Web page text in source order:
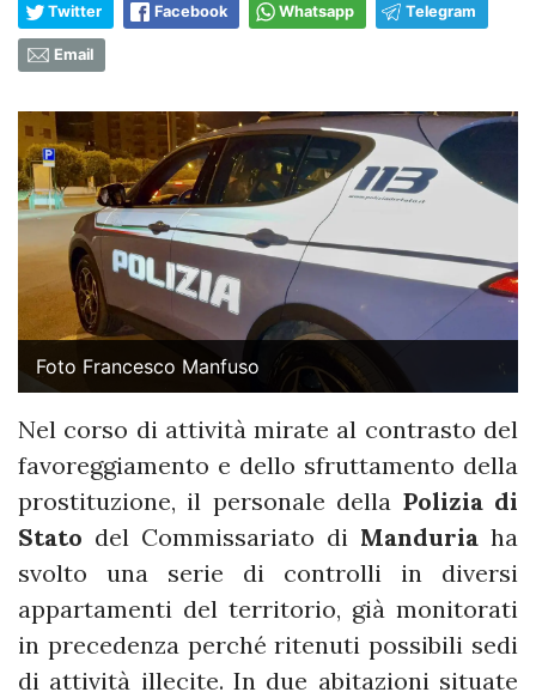
Twitter Facebook Whatsapp Telegram
Email
Foto Francesco Manfuso
Nel corso di attività mirate al contrasto del
favoreggiamento e dello sfruttamento della
prostituzione, il personale della Polizia di
Stato del Commissariato di Manduria ha
svolto una serie di controlli in diversi
appartamenti del territorio, già monitorati
in precedenza perché ritenuti possibili sedi
di attività illecite. In due abitazioni situate